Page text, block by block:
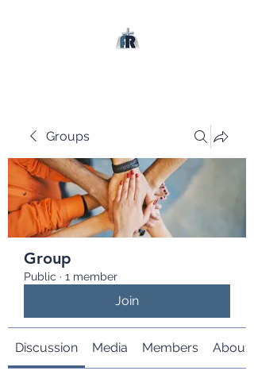
Groups
Group
Public · 1 member
Join
Discussion Media Members About